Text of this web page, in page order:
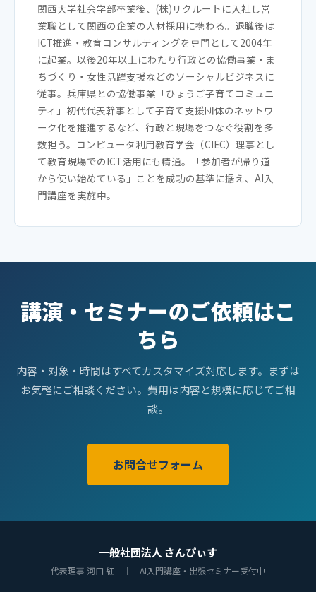
関西大学社会学部卒業後、(株)リクルートに入社し営
業職として関西の企業の人材採用に携わる。退職後は
ICT推進・教育コンサルティングを専門として2004年
に起業。以後20年以上にわたり行政との協働事業・ま
ちづくり・女性活躍支援などのソーシャルビジネスに
従事。兵庫県との協働事業「ひょうご子育てコミュニ
ティ」初代代表幹事として子育て支援団体のネットワ
ーク化を推進するなど、行政と現場をつなぐ役割を多
数担う。コンピュータ利用教育学会（CIEC）理事とし
て教育現場でのICT活用にも精通。「参加者が帰り道
から使い始めている」ことを成功の基準に据え、AI入
門講座を実施中。
講演・セミナーのご依頼はこ
ちら
内容・対象・時間はすべてカスタマイズ対応します。まずは
お気軽にご相談ください。費用は内容と規模に応じてご相
談。
お問合せフォーム
一般社団法人 さんぴぃす
代表理事 河口 紅 ｜ AI入門講座・出張セミナー受付中